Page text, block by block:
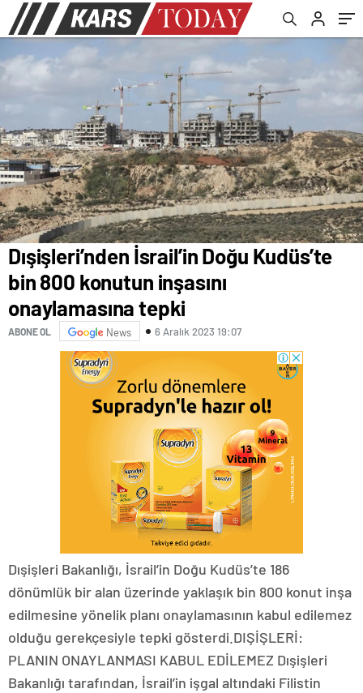
Dışişleri’nden İsrail’in Doğu Kudüs’te
bin 800 konutun inşasını
onaylamasına tepki
ABONE OL News 6 Aralık 2023 19:07
Dışişleri Bakanlığı, İsrail’in Doğu Kudüs’te 186
dönümlük bir alan üzerinde yaklaşık bin 800 konut inşa
edilmesine yönelik planı onaylamasının kabul edilemez
olduğu gerekçesiyle tepki gösterdi.DIŞİŞLERİ:
PLANIN ONAYLANMASI KABUL EDİLEMEZ Dışişleri
Bakanlığı tarafından, İsrail’in işgal altındaki Filistin